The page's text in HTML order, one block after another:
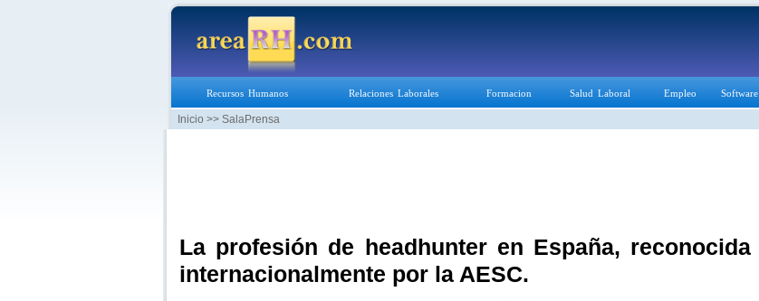
Recursos Humanos Relaciones Laborales Formacion Salud Laboral Empleo Software
Inicio >> SalaPrensa
La profesión de headhunter en España, reconocida
internacionalmente por la AESC.